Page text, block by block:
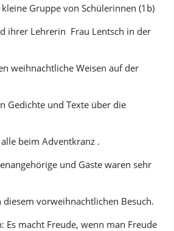
Gruppe von Schülerinnen (1b)
ihrer Lehrerin Frau Lentsch in der
weihnachtliche Weisen auf der
Gedichte und Texte über die
beim Adventkranz .
und Gäste waren sehr
vorweihnachtlichen Besuch.
Es macht Freude, wenn man Freude